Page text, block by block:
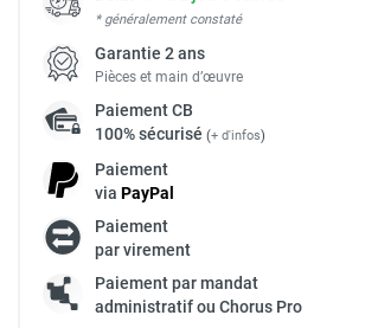
* généralement constaté
Garantie 2 ans
Pièces et main d’œuvre
PaiementCB
100% sécurisé (+ d'infos)
Paiement
via PayPal
Paiement
par virement
Paiement par mandat
administratif ou Chorus Pro